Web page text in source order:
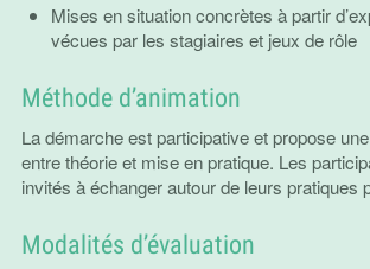
Mises en situation concrètes à partir
vécues par les stagiaires et jeux de rôle
Méthode d’animation
La démarche est participative et propose
entre théorie et mise en pratique. Les
invités à échanger autour de leurs pratiques
Modalités d’évaluation